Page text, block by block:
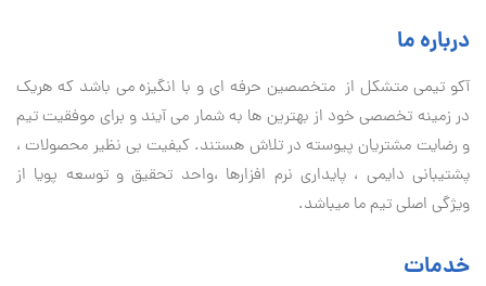
درباره ما
آكو تيمی متشکل از متخصصین حرفه ای و با انگیزه می باشد که هریک
در زمینه تخصصی خود از بهترین ها به شمار می آیند و برای موفقیت تيم
و رضایت مشتریان پیوسته در تلاش هستند. کیفیت بی نظير محصولات ،
پشتیبانی دايمی ، پایداری نرم افزارها ،واحد تحقیق و توسعه پویا از
ویژگی اصلی تیم ما میباشد.
خدمات